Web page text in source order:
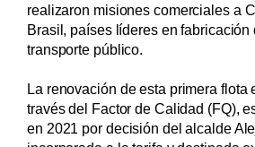
realizaron misiones comerciales a
Brasil, países líderes en
transporte público.
La renovación de esta primera flota
través del Factor de Calidad (FQ),
en 2021 por decisión del alcalde